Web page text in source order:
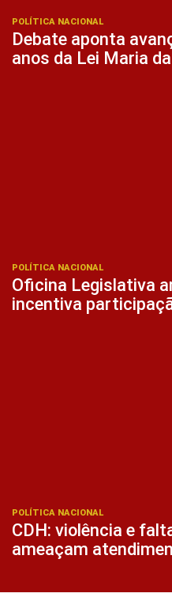
POLÍTICA NACIONAL
Debate aponta
anos da Lei Maria
POLÍTICA NACIONAL
Oficina Legislativa
incentiva
POLÍTICA NACIONAL
CDH: violência e
ameaçam